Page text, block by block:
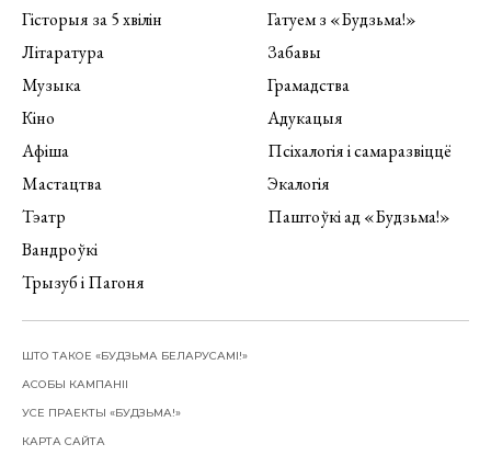
Гісторыя за 5 хвілін
Літаратура
Музыка
Кіно
Афіша
Мастацтва
Тэатр
Вандроўкі
Трызуб і Пагоня
Гатуем з «Будзьма!»
Забавы
Грамадства
Адукацыя
Псіхалогія і самаразвіццё
Экалогія
Паштоўкі ад «Будзьма!»
ШТО ТАКОЕ «БУДЗЬМА БЕЛАРУСАМІ!»
АСОБЫ КАМПАНІІ
УСЕ ПРАЕКТЫ «БУДЗЬМА!»
КАРТА САЙТА